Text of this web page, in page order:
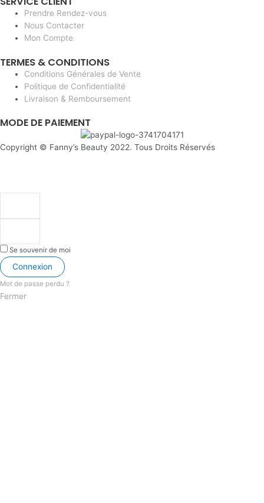
Prendre Rendez-vous
Nous Contacter
Mon Compte
TERMES & CONDITIONS
Conditions Générales de Vente
Politique de Confidentialité
Livraison & Remboursement
MODE DE PAIEMENT
Copyright © Fanny’s Beauty 2022. Tous Droits Réservés
Se souvenir de moi
Connexion
Mot de passe perdu ?
Fermer